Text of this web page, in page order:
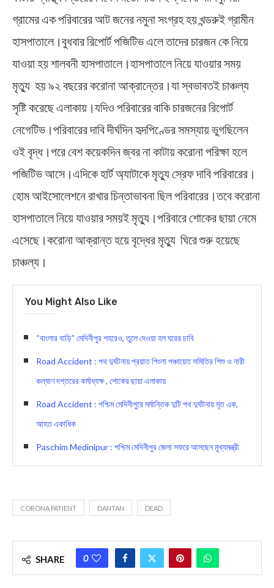
গ্রামের এক পরিবারের আট জনের নমুনা সংগ্রহ হয় খন্ডরুই গ্রামীন
হাসপাতালে।বুধবার রিপোর্ট পজিটিভ এলে তাদের চারজন কে নিয়ে
যাওয়া হয় শালবনী হাসপাতালে।হাসপাতালে নিয়ে যাওয়ার সময়
মৃত্যু হয় ৯২ বছরের করোনা আক্রান্তের।যা স্বভাবতই চাঞ্চল্য
সৃষ্টি করেছে এলাকায়।যদিও পরিবারের বাকি চারজনের রিপোর্ট
নেগেটিভ।পরিবারের দাবি দীর্ঘদিন হৃদপিণ্ডের সমস্যায় ভুগছিলেন
ওই বৃদ্ধ।পরে বেশ কয়েকদিন জ্বর না কাটায় করোনা পরিক্ষা হলে
পজিটিভ আসে।এদিকে হার্ট অ্যাটাকে মৃত্যু স্রেফ দাবি পরিবারের।
হোম আইসোলেশনে রাখার চিন্তাভাবনা ছিল পরিবারের।তবে করোনা
হাসপাতালে নিয়ে যাওয়ার সময়ই মৃত্যু।পরিবারে শোকের ছায়া নেমে
এসেছে।করোনা আক্রান্ত হয়ে বৃদ্ধের মৃত্যু ঘিরে শুরু হয়েছে
চাঞ্চল্য।
You Might Also Like
“বাংলার বাড়ি” মেদিনীপুর শহরেও, তুলে দেওয়া হল ঘরের চাবি
Road Accident : পথ দুর্ঘটনায় প্রয়াত পিংলা পঞ্চায়েত সমিতির শিশু ও নারী
কল্যাণ দপ্তরের কর্মাধ্যক্ষ , শোকের ছায়া এলাকায়
Road Accident : পশ্চিম মেদিনীপুরে মর্মান্তিক দুটি পথ দুর্ঘটনায় মৃত এক,
আহত একাধিক
Paschim Medinipur : পশ্চিম মেদিনীপুর জেলা সফরে আসছেন মুখ্যমন্ত্রী
CORONA PATIENT DANTAN DEAD
SHARE 0